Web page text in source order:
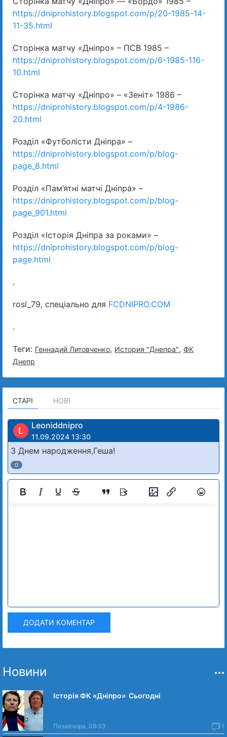
https://dniprohistory.blogspot.com/p/20-1985-14-
11-35.html
Сторінка матчу «Дніпро» – ПСВ 1985 –
https://dniprohistory.blogspot.com/p/6-1985-116-
10.html
Сторінка матчу «Дніпро» – «Зеніт» 1986 –
https://dniprohistory.blogspot.com/p/4-1986-
20.html
Розділ «Футболісти Дніпра» –
https://dniprohistory.blogspot.com/p/blog-
page_8.html
Розділ «Пам’ятні матчі Дніпра» –
https://dniprohistory.blogspot.com/p/blog-
page_901.html
Розділ «Історія Дніпра за роками» –
https://dniprohistory.blogspot.com/p/blog-
page.html
.
rosl_79, спеціально для FCDNIPRO.COM
.
Теги: Геннадий Литовченко, История "Днепра", ФК
Днепр
СТАРІ НОВІ
L Leoniddnipro
11.09.2024 13:30
З Днем народження,Геша!
0
ДОДАТИ КОМЕНТАР
Новини
Історія ФК «Дніпро» Сьогодні
Позавчора, 09:33 1